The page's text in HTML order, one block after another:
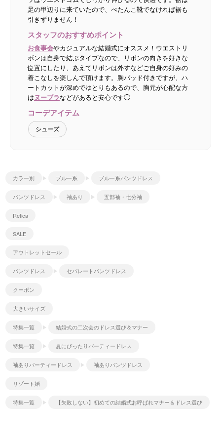
足の甲辺りに来ていたので、ぺたんこ靴でなければ裾も
引きずりません！
スタッフのおすすめポイント
お食事会やカジュアルな結婚式にオススメ！ウエストリ
ボンは自身で結ぶタイプなので、リボンの向きを好きな
位置にしたり、あえてリボンは外すなどご自身の好みの
着こなしを楽しんで頂けます。胸パッド付きですが、ハ
ートカットが深めでゆとりもあるので、胸元が心配な方
はヌーブラなどがあると安心です◯
コーデアイテム
シューズ
カラー別 ブルー系 ブルー系パンツドレス
パンツドレス 袖あり 五部袖・七分袖
Retica
SALE
アウトレットセール
パンツドレス セパレートパンツドレス
クーポン
大きいサイズ
特集一覧 結婚式の二次会のドレス選び＆マナー
特集一覧 夏にぴったりパーティードレス
袖ありパーティードレス 袖ありパンツドレス
リゾート婚
特集一覧 【失敗しない】初めての結婚式お呼ばれマナー＆ドレス選び